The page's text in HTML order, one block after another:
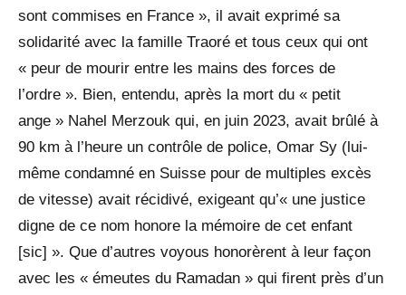
sont commises en France », il avait exprimé sa
solidarité avec la famille Traoré et tous ceux qui ont
« peur de mourir entre les mains des forces de
l’ordre ». Bien, entendu, après la mort du « petit
ange » Nahel Merzouk qui, en juin 2023, avait brûlé à
90 km à l’heure un contrôle de police, Omar Sy (lui-
même condamné en Suisse pour de multiples excès
de vitesse) avait récidivé, exigeant qu’« une justice
digne de ce nom honore la mémoire de cet enfant
[sic] ». Que d’autres voyous honorèrent à leur façon
avec les « émeutes du Ramadan » qui firent près d’un